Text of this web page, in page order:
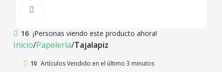
16 ¡Personas viendo este producto ahora!
Inicio Papelería Tajalapiz
10 Artículos Vendido en el último 3 minutos